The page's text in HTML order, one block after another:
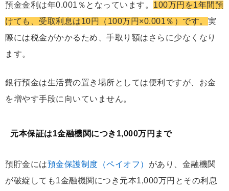
預金金利は年0.001％となっています。 100万円を1年間預
けても、受取利息は10円（100万円×0.001％）です。 実
際には税金がかかるため、手取り額はさらに少なくなり
ます。
銀行預金は生活費の置き場所としては便利ですが、お金
を増やす手段に向いていません。
元本保証は1金融機関につき1,000万円まで
預貯金には預金保護制度（ペイオフ） があり、金融機関
が破綻しても1金融機関につき元本1,000万円とその利息